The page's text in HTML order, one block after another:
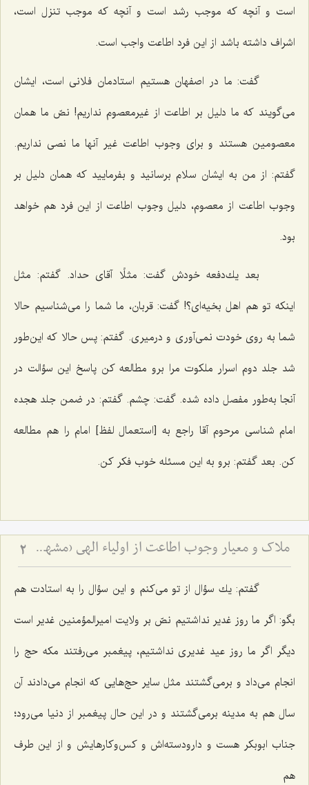
است و آنچه كه موجب رشد است و آنچه كه موجب تنزل است،
اشراف داشته باشد از این فرد اطاعت واجب است.
گفت: ما در اصفهان هستیم استادمان فلانی است، ایشان
می‌گویند كه ما دلیل بر اطاعت از غیرمعصوم نداریم! نصّ ما همان
معصومین هستند و برای وجوب اطاعت غیر آنها ما نصی نداریم.
گفتم: از من به ایشان سلام برسانید و بفرمایید كه همان دلیل بر
وجوب اطاعت از معصوم، دلیل وجوب اطاعت از این فرد هم خواهد
بود.
بعد یك‌دفعه خودش گفت: مثلًا آقای حداد. گفتم: مثل
اینكه تو هم اهل بخیه‌ای؟! گفت: قربان، ما شما را می‌شناسیم حالا
شما به روی خودت نمی‌آوری و درمیری. گفتم: پس حالا كه این‌طور
شد جلد دوم اسرار ملكوت مرا برو مطالعه كن پاسخ این سؤالت در
آنجا به‌طور مفصل داده شده. گفت: چشم. گفتم: در ضمن جلد هجده
امام شناسی مرحوم آقا راجع به [استعمال لفظ] امام را هم مطالعه
كن. بعد گفتم: برو به این مسئله خوب فكر كن.
ملاک و معیار وجوب اطاعت از اولیاء الهی (مشهد مقدس) 2
گفتم: یك سؤال از تو می‌كنم و این سؤال را به استادت هم
بگو: اگر ما روز غدیر نداشتیم نصّ بر ولایت امیرالمؤمنین غدیر است
دیگر اگر ما روز عید غدیری نداشتیم، پیغمبر می‌رفتند مكه حج را
انجام می‌داد و برمی‌گشتند مثل سایر حج‌هایی كه انجام می‌دادند آن
سال هم به مدینه برمی‌گشتند و در این حال پیغمبر از دنیا می‌رود؛
جناب ابوبكر هست و دارودسته‌اش و كس‌وكارهایش و از این طرف
هم‌